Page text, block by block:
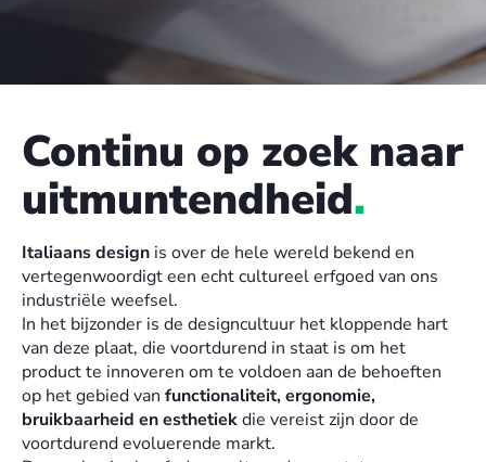
Continu op zoek naar
uitmuntendheid.
Italiaans design is over de hele wereld bekend en
vertegenwoordigt een echt cultureel erfgoed van ons
industriële weefsel.
In het bijzonder is de designcultuur het kloppende hart
van deze plaat, die voortdurend in staat is om het
product te innoveren om te voldoen aan de behoeften
op het gebied van functionaliteit, ergonomie,
bruikbaarheid en esthetiekdie vereist zijn door de
voortdurend evoluerende markt.